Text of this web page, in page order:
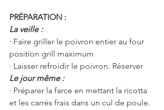
PRÉPARATION :
La veille :
· Faire griller le poivron entier au four
position grill maximum
· Laisser refroidir le poivron. Réserver
Le jour même :
· Préparer la farce en mettant la ricotta
et les carrés frais dans un cul de poule.